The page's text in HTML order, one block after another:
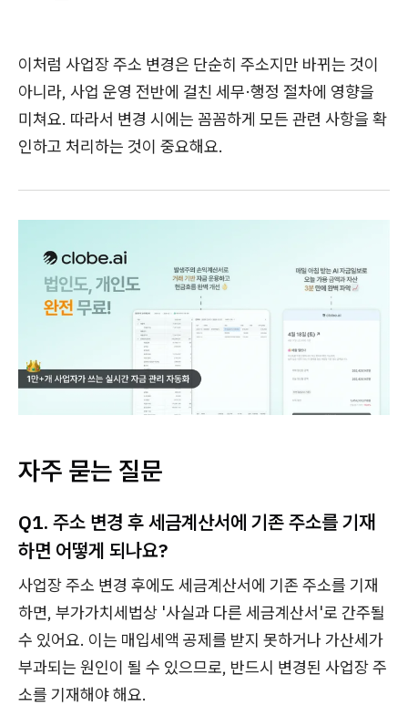
이처럼 사업장 주소 변경은 단순히 주소지만 바뀌는 것이
아니라, 사업 운영 전반에 걸친 세무·행정 절차에 영향을
미쳐요. 따라서 변경 시에는 꼼꼼하게 모든 관련 사항을 확
인하고 처리하는 것이 중요해요.
자주 묻는 질문
Q1. 주소 변경 후 세금계산서에 기존 주소를 기재
하면 어떻게 되나요?
사업장 주소 변경 후에도 세금계산서에 기존 주소를 기재
하면, 부가가치세법상 '사실과 다른 세금계산서'로 간주될
수 있어요. 이는 매입세액 공제를 받지 못하거나 가산세가
부과되는 원인이 될 수 있으므로, 반드시 변경된 사업장 주
소를 기재해야 해요.